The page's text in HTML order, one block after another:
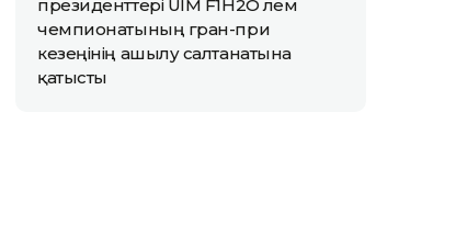
президенттері UIM F1H2O әлем
чемпионатының гран-при
кезеңінің ашылу салтанатына
қатысты